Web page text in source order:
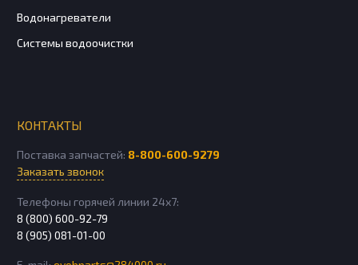
Водонагреватели
Системы водоочистки
КОНТАКТЫ
Поставка запчастей: 8-800-600-9279
Заказать звонок
Телефоны горячей линии 24х7:
8 (800) 600-92-79
8 (905) 081-01-00